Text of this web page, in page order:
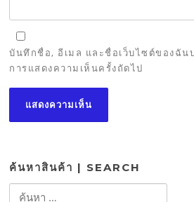
บันทึกชื่อ, อีเมล และชื่อเว็บไซต์ของฉัน
การแสดงความเห็นครั้งถัดไป
ค้นหาสินค้า | SEARCH
ค้นหา